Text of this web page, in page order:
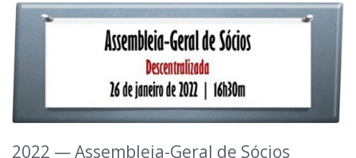
2022 — Assembleia-Geral de Sócios